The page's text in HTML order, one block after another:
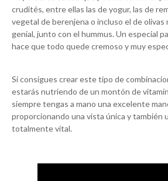
crudités, entre ellas las de yogur, las de
vegetal de berenjena o incluso el de olivas
genial, junto con el hummus. Un especial
hace que todo quede cremoso y muy
Si consigues crear este tipo de
estarás nutriendo de un montón de
siempre tengas a mano una excelente
proporcionando una vista única y también
totalmente vital.